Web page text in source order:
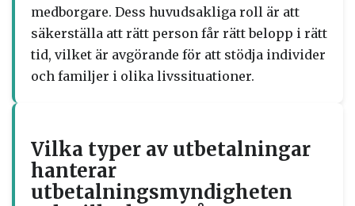
medborgare. Dess huvudsakliga roll är att
säkerställa att rätt person får rätt belopp i rätt
tid, vilket är avgörande för att stödja individer
och familjer i olika livssituationer.
Vilka typer av utbetalningar
hanterar
utbetalningsmyndigheten